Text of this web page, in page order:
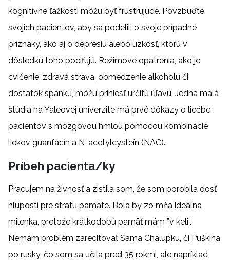
kognitívne ťažkosti môžu byť frustrujúce. Povzbuďte
svojich pacientov, aby sa podelili o svoje prípadné
príznaky, ako aj o depresiu alebo úzkosť, ktorú v
dôsledku toho pociťujú. Režimové opatrenia, ako je
cvičenie, zdravá strava, obmedzenie alkoholu či
dostatok spánku, môžu priniesť určitú úľavu. Jedna malá
štúdia na Yaleovej univerzite má prvé dôkazy o liečbe
pacientov s mozgovou hmlou pomocou kombinácie
liekov guanfacín a N-acetylcysteín (NAC).
Príbeh pacienta/ky
Pracujem na živnosť a zistila som, že som porobila dosť
hlúpostí pre stratu pamäte. Bola by zo mňa ideálna
milenka, pretože krátkodobú pamäť mám ”v keli”.
Nemám problém zarecitovať Sama Chalupku, či Puškina
po rusky, čo som sa učila pred 35 rokmi, ale napríklad